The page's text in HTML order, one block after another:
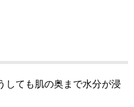
しても肌の奥まで水分が浸